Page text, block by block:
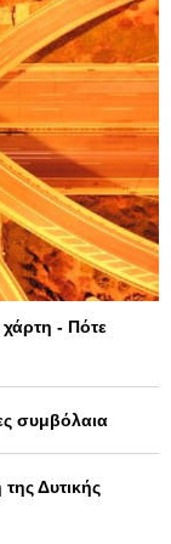
- Πότε
συμβόλαια
Δυτικής